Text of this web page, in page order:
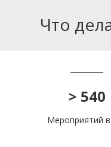
Что
> 540
Мероприятий